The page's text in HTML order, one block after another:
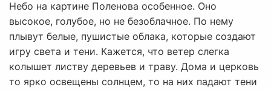
Небо на картине Поленова особенное. Оно
высокое, голубое, но не безоблачное. По нему
плывут белые, пушистые облака, которые создают
игру света и тени. Кажется, что ветер слегка
колышет листву деревьев и траву. Дома и церковь
то ярко освещены солнцем, то на них падают тени